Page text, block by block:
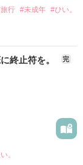
行 #未成年 #ひい。
終止符を。 完
。